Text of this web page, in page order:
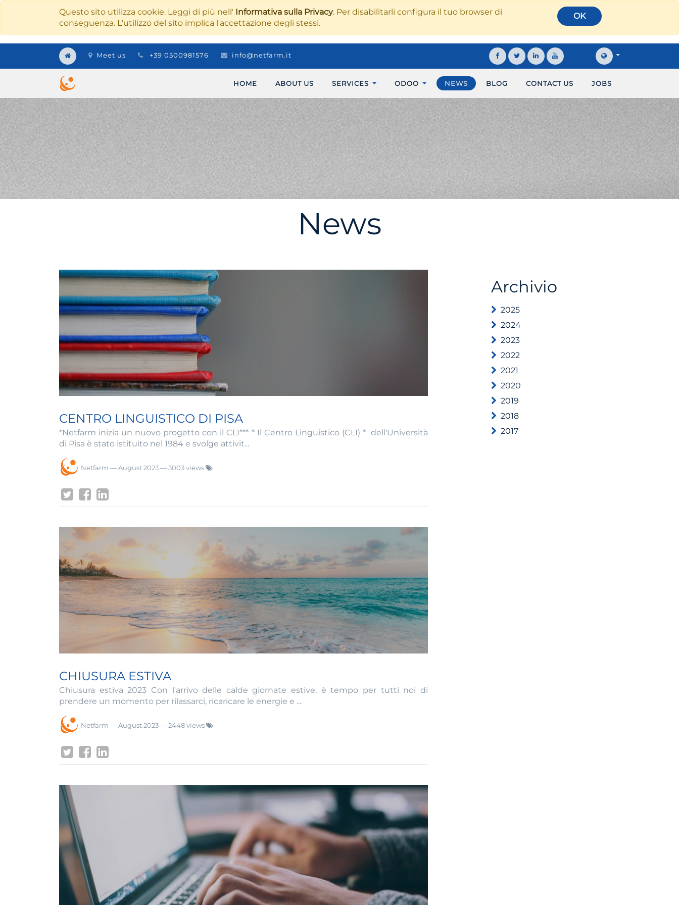
Questo sito utilizza cookie. Leggi di più nell' Informativa sulla Privacy. Per disabilitarli configura il tuo browser di
conseguenza. L'utilizzo del sito implica l'accettazione degli stessi.
OK
Meet us +39 0500981576 info@netfarm.it
HOME ABOUT US SERVICES ODOO NEWS BLOG CONTACT US JOBS
News
CENTRO LINGUISTICO DI PISA
*Netfarm inizia un nuovo progetto con il CLI*** * Il Centro Linguistico (CLI) * dell'Università
di Pisa è stato istituito nel 1984 e svolge attivit...
Netfarm —August 2023— 3003 views
CHIUSURA ESTIVA
Chiusura estiva 2023 Con l'arrivo delle calde giornate estive, è tempo per tutti noi di
prendere un momento per rilassarci, ricaricare le energie e ...
Netfarm —August 2023— 2448 views
Archivio
2025
2024
2023
2022
2021
2020
2019
2018
2017